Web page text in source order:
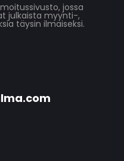
jossa
julkaista myynti-,
täysin ilmaiseksi.